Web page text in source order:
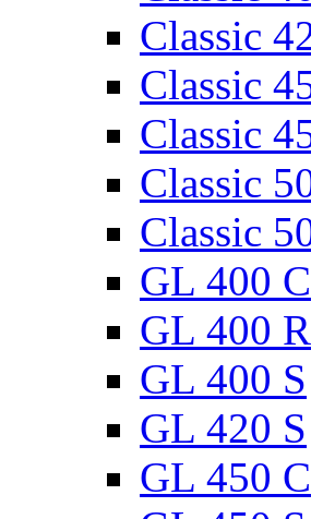
Classic
Classic
Classic
Classic
Classic
GL 400 C
GL 400 R
GL 400 S
GL 420 S
GL 450 C